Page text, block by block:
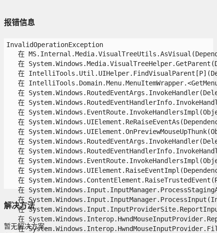
报错信息
InvalidOperationException
在
在
在
在
在
在
在
在
在
在
在
在
在
在
在
在
在
在
在
解决方法
暂无解决方案。